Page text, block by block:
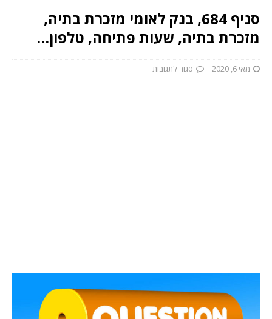
סניף 684, בנק לאומי מזכרת בתיה,
מזכרת בתיה, שעות פתיחה, טלפון…
מאי 6, 2020 סגור לתגובות